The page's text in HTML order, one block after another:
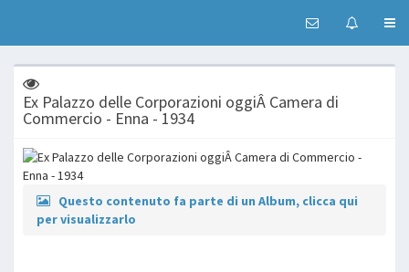
Ex Palazzo delle Corporazioni oggiÂ Camera di
Commercio - Enna - 1934
Questo contenuto fa parte di un Album, clicca qui
per visualizzarlo